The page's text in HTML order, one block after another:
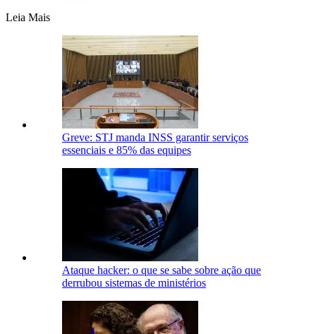
Leia Mais
Greve: STJ manda INSS garantir serviços
essenciais e 85% das equipes
Ataque hacker: o que se sabe sobre ação que
derrubou sistemas de ministérios